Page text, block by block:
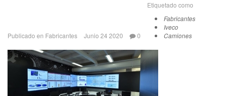
Publicado en Fabricantes Junio 24 2020 0
Etiquetado como
Fabricantes
Iveco
Camiones